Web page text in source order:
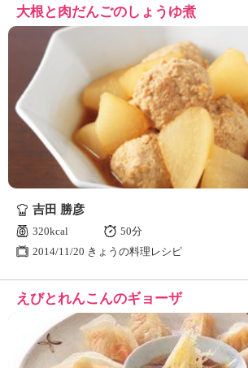
大根と肉だんごのしょうゆ煮
吉田 勝彦
320kcal
50分
2014/11/20 きょうの料理レシピ
えびとれんこんのギョーザ